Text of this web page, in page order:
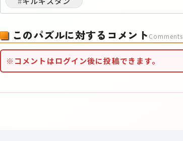
このパズルに対するコメント Comments
※コメントはログイン後に投稿できます。